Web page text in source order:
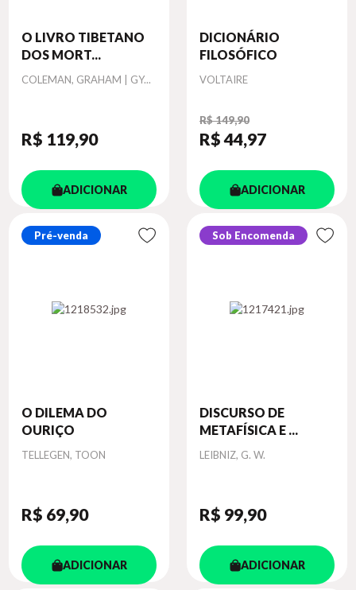
O LIVRO TIBETANO
DOS MORT...
Autor
COLEMAN, GRAHAM | GY...
R$ 119,90
ADICIONAR
DICIONÁRIO
FILOSÓFICO
Autor
VOLTAIRE
R$ 149,90
R$ 44,97
ADICIONAR
Pré-venda
O DILEMA DO
OURIÇO
Autor
TELLEGEN, TOON
R$ 69,90
ADICIONAR
Sob Encomenda
DISCURSO DE
METAFÍSICA E ...
Autor
LEIBNIZ, G. W.
R$ 99,90
ADICIONAR